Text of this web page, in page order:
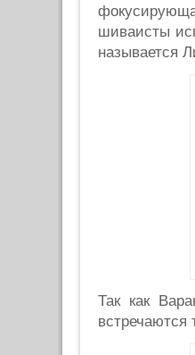
шиваисты
называется
Так как
встречаются